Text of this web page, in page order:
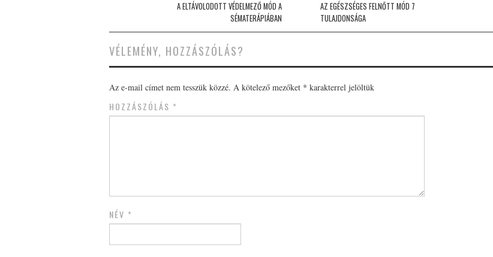
A ELTÁVOLODOTT VÉDELMEZŐ MÓD A
SÉMATERÁPIÁBAN
AZ EGÉSZSÉGES FELNŐTT MÓD 7
TULAJDONSÁGA
VÉLEMÉNY, HOZZÁSZÓLÁS?
Az e-mail címet nem tesszük közzé. A kötelező mezőket * karakterrel jelöltük
HOZZÁSZÓLÁS *
NÉV *